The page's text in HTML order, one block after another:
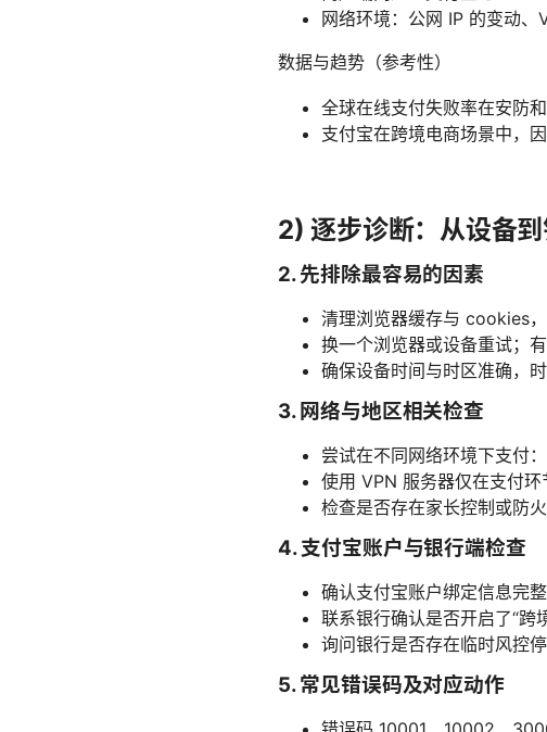
网络环境：公网 IP 的变动、
数据与趋势（参考性）
全球在线支付失败率在安防
支付宝在跨境电商场景中，
2) 逐步诊断：从设备
2. 先排除最容易的因素
清理浏览器缓存与 cookies
换一个浏览器或设备重试；
确保设备时间与时区准确，
3. 网络与地区相关检查
尝试在不同网络环境下支付
使用 VPN 服务器仅在支付环
检查是否存在家长控制或防
4. 支付宝账户与银行端检查
确认支付宝账户绑定信息完
联系银行确认是否开启了“跨
询问银行是否存在临时风控
5. 常见错误码及对应动作